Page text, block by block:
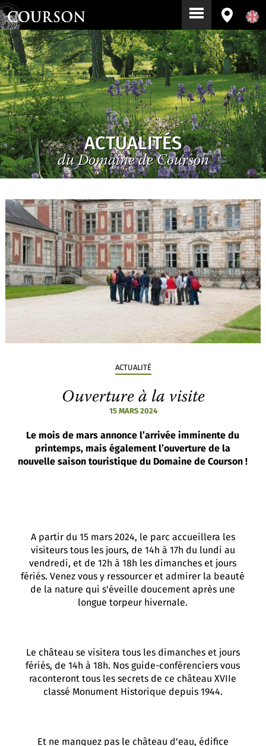
ACTUALITÉS
du Domaine de Courson
ACTUALITÉ
Ouverture à la visite
15 MARS 2024
Le mois de mars annonce l’arrivée imminente du
printemps, mais également l’ouverture de la
nouvelle saison touristique du Domaine de Courson !
A partir du 15 mars 2024, le parc accueillera les
visiteurs tous les jours, de 14h à 17h du lundi au
vendredi, et de 12h à 18h les dimanches et jours
fériés. Venez vous y ressourcer et admirer la beauté
de la nature qui s'éveille doucement après une
longue torpeur hivernale.
Le château se visitera tous les dimanches et jours
fériés, de 14h à 18h. Nos guide-conférenciers vous
raconteront tous les secrets de ce château XVIIe
classé Monument Historique depuis 1944.
Et ne manquez pas le château d'eau, édifice